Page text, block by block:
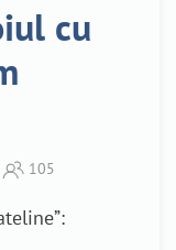
cu
105